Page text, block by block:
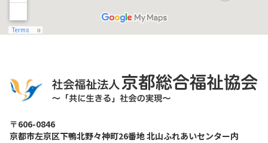
〒606-0846
京都市左京区下鴨北野々神町26番地 北山ふれあいセンター内